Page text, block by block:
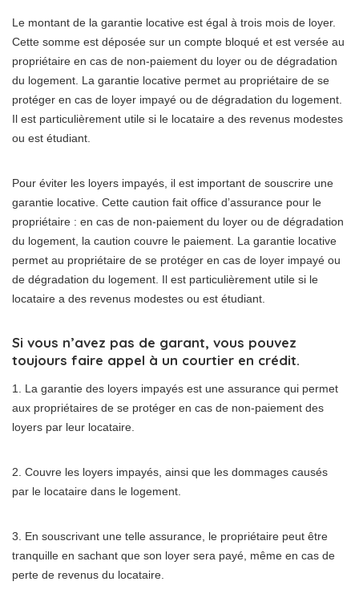
Le montant de la garantie locative est égal à trois mois de loyer.
Cette somme est déposée sur un compte bloqué et est versée au
propriétaire en cas de non-paiement du loyer ou de dégradation
du logement. La garantie locative permet au propriétaire de se
protéger en cas de loyer impayé ou de dégradation du logement.
Il est particulièrement utile si le locataire a des revenus modestes
ou est étudiant.
Pour éviter les loyers impayés, il est important de souscrire une
garantie locative. Cette caution fait office d’assurance pour le
propriétaire : en cas de non-paiement du loyer ou de dégradation
du logement, la caution couvre le paiement. La garantie locative
permet au propriétaire de se protéger en cas de loyer impayé ou
de dégradation du logement. Il est particulièrement utile si le
locataire a des revenus modestes ou est étudiant.
Si vous n’avez pas de garant, vous pouvez
toujours faire appel à un courtier en crédit.
1. La garantie des loyers impayés est une assurance qui permet
aux propriétaires de se protéger en cas de non-paiement des
loyers par leur locataire.
2. Couvre les loyers impayés, ainsi que les dommages causés
par le locataire dans le logement.
3. En souscrivant une telle assurance, le propriétaire peut être
tranquille en sachant que son loyer sera payé, même en cas de
perte de revenus du locataire.